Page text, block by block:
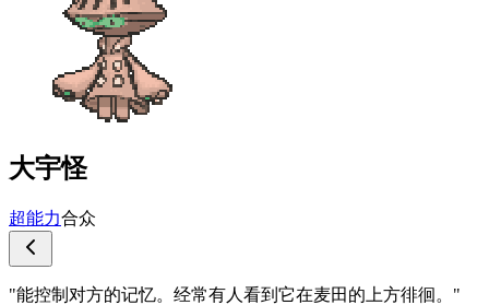
大宇怪
超能力合众
"能控制对方的记忆。经常有人看到它在麦田的上方徘徊。 "